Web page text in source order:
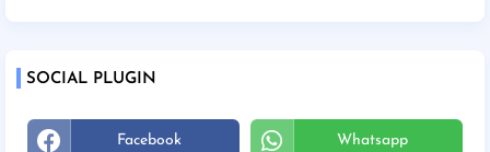
SOCIAL PLUGIN
Facebook Whatsapp